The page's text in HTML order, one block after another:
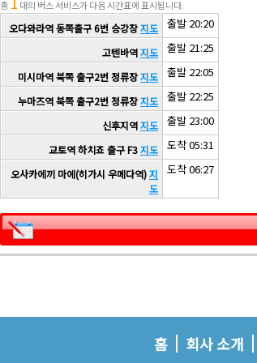
총 대의 버스 서비스가 다음 시간표에 표시됩니다.
오다와라역 동쪽출구 6번 승강장지도 출발 20:20
고텐바역지도 출발 21:25
미시마역 북쪽 출구2번 정류장지도 출발 22:05
누마즈역 북쪽 출구2번 정류장지도 출발 22:25
신후지역지도 출발 23:00
교토역 하치죠 출구 F3지도 도착 05:31
오사카에끼 마에(히가시 우메다역)지
도
도착 06:27
홈 회사 소개